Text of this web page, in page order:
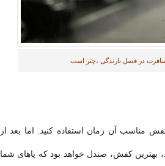
در فصل بارندگی ،چتر است
مناسب آن زمان استفاده کنید. اما بعد از
بهترین کفش، صندل خواهد بود که پاهای شما